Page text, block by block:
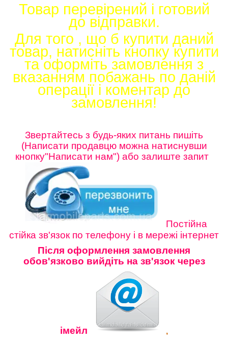
Товар перевірений і готовий
до відправки.
Для того , що б купити даний
товар, натисніть кнопку купити
та оформіть замовлення з
вказанням побажань по даній
операції і коментар до
замовлення!
Звертайтесь з будь-яких питань пишіть
(Написати продавцю можна натиснувши
кнопку"Написати нам") або залиште запит
Постійна
стійка зв'язок по телефону і в мережі інтернет
Після оформлення замовлення
обов'язково вийдіть на зв'язок через
імейл ,